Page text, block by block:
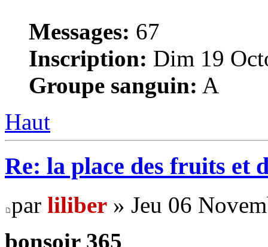
Messages: 67
Inscription: Dim 19
Groupe sanguin: A
Haut
Re: la place des fruits et
par liliber » Jeu 06
bonsoir 365